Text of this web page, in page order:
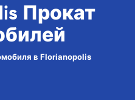
Прокат
в Florianopolis